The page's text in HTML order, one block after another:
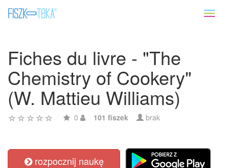
Fiches du livre - "The
Chemistry of Cookery"
(W. Mattieu Williams)
0 101 fiszek brak
rozpocznij naukę